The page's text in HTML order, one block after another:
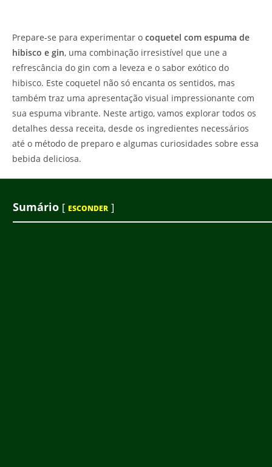
Prepare-se para experimentar o coquetel com espuma de
hibisco e gin, uma combinação irresistível que une a
refrescância do gin com a leveza e o sabor exótico do
hibisco. Este coquetel não só encanta os sentidos, mas
também traz uma apresentação visual impressionante com
sua espuma vibrante. Neste artigo, vamos explorar todos os
detalhes dessa receita, desde os ingredientes necessários
até o método de preparo e algumas curiosidades sobre essa
bebida deliciosa.
Sumário [ ESCONDER ]